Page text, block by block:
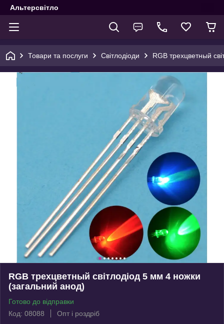
Альтерсвітло
Товари та послуги Світлодіоди RGB трехцветный
RGB трехцветный світлодіод 5 мм 4 ножки
(загальний анод)
Готово до відправки
Код: 08088
Опт і роздріб